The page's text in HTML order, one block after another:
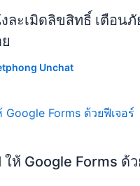
ละเมิดลิขสิทธิ์ เตือนภั
Unchat
ห้ Google Forms ด้ว